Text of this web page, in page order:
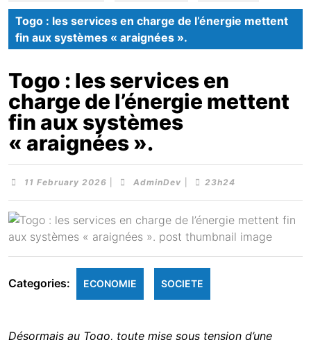
Togo : les services en charge de l’énergie mettent
fin aux systèmes « araignées ».
Togo : les services en
charge de l’énergie mettent
fin aux systèmes
« araignées ».
11 February 2026 AdminDev 23h24
Categories: ECONOMIE SOCIETE
Désormais au Togo, toute mise sous tension d’une